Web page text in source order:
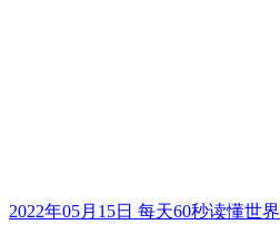
2022年05月15日 每天60秒读懂世界